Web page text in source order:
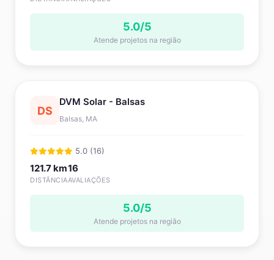
5.0/5
Atende projetos na região
DS
DVM Solar - Balsas
Balsas, MA
5.0 (16)
121.7 km
DISTÂNCIA
16
AVALIAÇÕES
5.0/5
Atende projetos na região